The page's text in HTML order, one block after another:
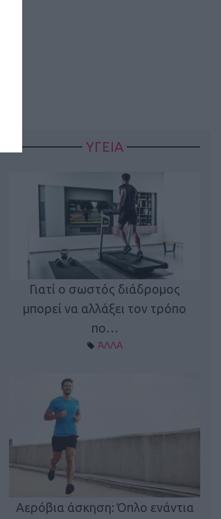
ΥΓΕΙΑ
Γιατί ο σωστός διάδρομος
μπορεί να αλλάξει τον τρόπο
πο…
ΆΛΛΑ
Αερόβια άσκηση: Όπλο ενάντια